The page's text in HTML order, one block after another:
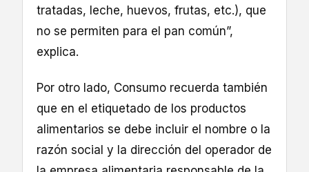
tratadas, leche, huevos, frutas, etc.), que
no se permiten para el pan común”,
explica.
Por otro lado, Consumo recuerda también
que en el etiquetado de los productos
alimentarios se debe incluir el nombre o la
razón social y la dirección del operador de